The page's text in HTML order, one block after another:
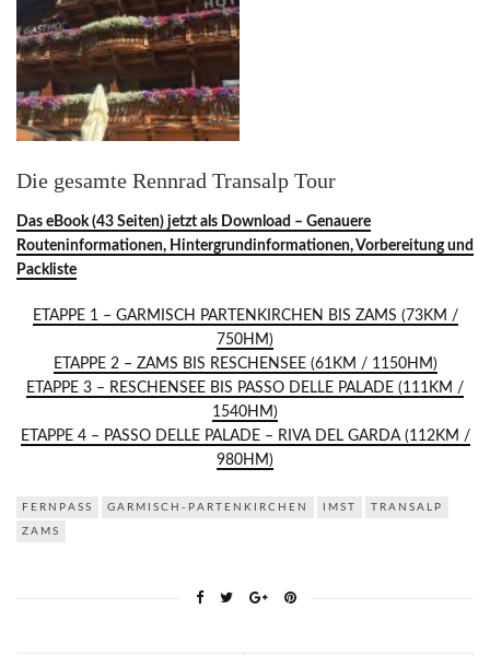
Die gesamte Rennrad Transalp Tour
Das eBook (43 Seiten) jetzt als Download – Genauere
Routeninformationen, Hintergrundinformationen, Vorbereitung und
Packliste
ETAPPE 1 – GARMISCH PARTENKIRCHEN BIS ZAMS (73KM /
750HM)
ETAPPE 2 – ZAMS BIS RESCHENSEE (61KM / 1150HM)
ETAPPE 3 – RESCHENSEE BIS PASSO DELLE PALADE (111KM /
1540HM)
ETAPPE 4 – PASSO DELLE PALADE – RIVA DEL GARDA (112KM /
980HM)
FERNPASS GARMISCH-PARTENKIRCHEN IMST TRANSALP
ZAMS